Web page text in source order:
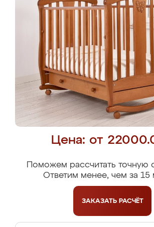
Цена: от
Поможем рассчитать точную
Ответим менее, чем за 15
ЗАКАЗАТЬ РАСЧЁТ